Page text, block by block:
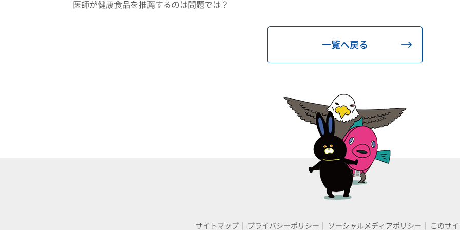
医師が健康食品を推薦するのは問題では？
一覧へ戻る
サイトマップ｜ プライバシーポリシー ソーシャルメディアポリシー このサ